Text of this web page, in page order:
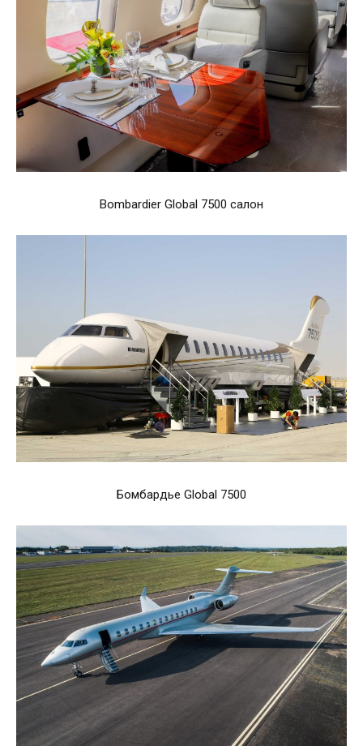
Bombardier Global 7500 салон
Бомбардье Global 7500